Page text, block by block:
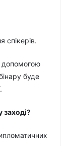
спікерів.
допомогою
буде
заході?